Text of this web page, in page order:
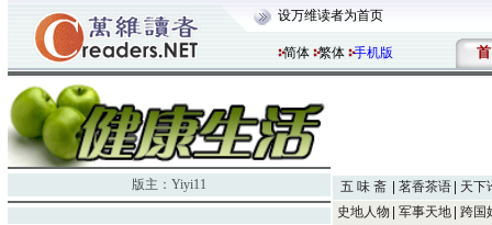
设万维读者为首页
简体 繁体 手机版 首
版主： Yiyi11 五 味 斋 茗香茶语
天下
史地人物
军事天地 跨国